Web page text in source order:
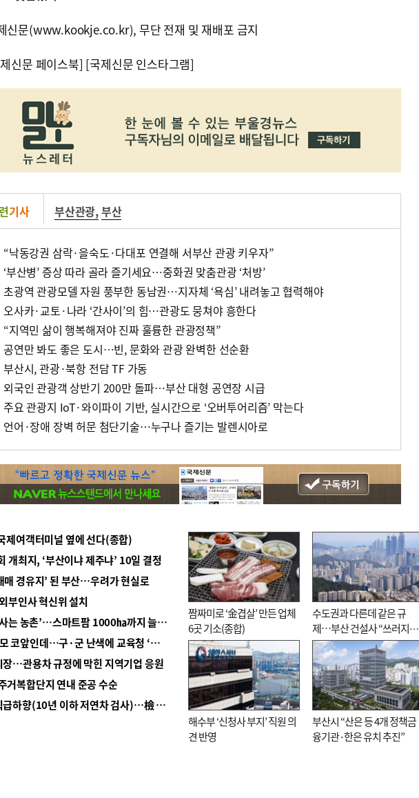
문(www.kookje.co.kr), 무단 전재 및 재배포 금지
신문 페이스북] [국제신문 인스타그램]
기사 부산관광,부산
“낙동강권 삼락·을숙도·다대포 연결해 서부산 관광 키우자”
‘부산병’ 증상 따라 골라 즐기세요…중화권 맞춤관광 ‘처방’
초광역 관광모델 자원 풍부한 동남권…지자체 ‘욕심’ 내려놓고 협력해야
오사카·교토·나라 ‘간사이’의 힘…관광도 뭉쳐야 흥한다
“지역민 삶이 행복해져야 진짜 훌륭한 관광정책”
공연만 봐도 좋은 도시…빈, 문화와 관광 완벽한 선순환
부산시, 관광·북항 전담 TF 가동
외국인 관광객 상반기 200만 돌파…부산 대형 공연장 시급
주요 관광지 IoT·와이파이 기반, 실시간으로 ‘오버투어리즘’ 막는다
언어·장애 장벽 허문 첨단기술…누구나 즐기는 발렌시아로
제여객터미널 옆에 선다(종합)
최지, ‘부산이냐 제주냐’ 10일 결정
경유지’ 된 부산…우려가 현실로
부인사 혁신위 설치
■ 경남 농정 비전 ‘잘 사는 농촌’…스마트팜 1000㏊까지 늘린다
■ 교육혁신선도지 공모 코앞인데…구·군 난색에 교육청 ‘쩔쩔’
…관용차 규정에 막힌 지역기업 응원
거복합단지 연내 준공 수순
■ 검사 신분 버리고 직급하향(10년 이하 저연차 검사)…檢 중수청행 기피
짬짜미로 ‘金겹살’ 만든 업체
6곳 기소(종합)
수도권과 다른데 같은 규
제…부산 건설사 “쓰러지기
직전”
해수부 ‘신청사 부지’ 직원 의
견 반영
부산시 “산은 등 4개 정책금
융기관·한은 유치 추진”